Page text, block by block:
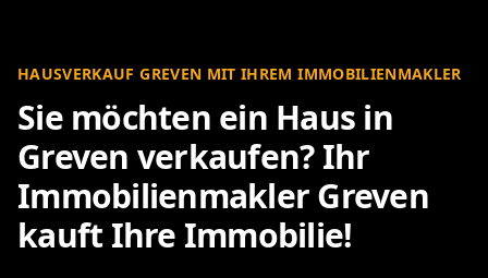
HAUSVERKAUF GREVEN MIT IHREM IMMOBILIENMAKLER
Sie möchten ein Haus in
Greven verkaufen? Ihr
Immobilienmakler Greven
kauft Ihre Immobilie!